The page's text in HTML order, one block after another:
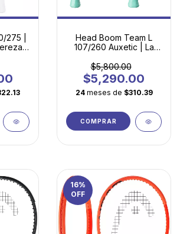
275 |
Head Boom Team L
107/260 Auxetic | La
Principiantes
$5,800.00
$5,290.00
24 meses de $310.39
COMPRAR
16%
OFF